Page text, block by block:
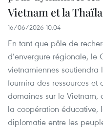
Vietnam et la
16/06/2026 10:04
En tant que pôle de
d’envergure régionale, le
vietnamiennes
fournira des ressources et
domaines sur le Vietnam,
la coopération éducative,
diplomatie entre les